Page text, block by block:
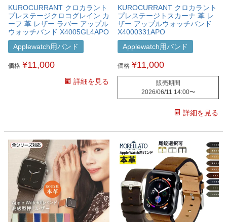
KUROCURRANT クロカラント
プレステージクロコグレイン カ
ーフ 革 レザー ラバー アップル
ウォッチバンド X4005GL4APO
Applewatch用バンド
価格 ¥11,000
詳細を見る
KUROCURRANT クロカラント
プレステージトスカーナ 革 レ
ザー アップルウォッチバンド
X4000331APO
Applewatch用バンド
価格 ¥11,000
販売期間
2026/06/11 14:00〜
詳細を見る